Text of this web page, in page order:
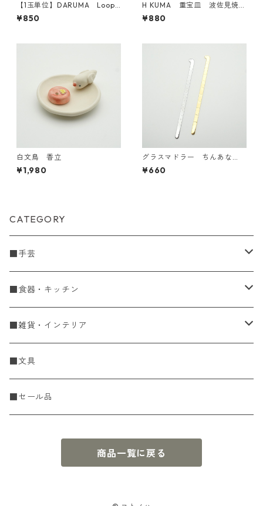
【1玉単位】DARUMA Loop
(ループ)
¥850
H KUMA 重宝皿 波佐見焼
【日本製】
¥880
白文鳥 香立
¥1,980
グラスマドラー ちんあな
ご にしきあなご
¥660
CATEGORY
■手芸
手編糸
Spring & Summer
Fall & Winter
刺し子・こぎん
刺し子糸
刺し子ふきん・刺し子布
KIT
ニットツール
■食器・キッチン
食器
豆皿・小皿
中皿
調理道具
かや織ふきん
■雑貨・インテリア
収納雑貨
小物・置物・民芸品
■文具
■セール品
商品一覧に戻る